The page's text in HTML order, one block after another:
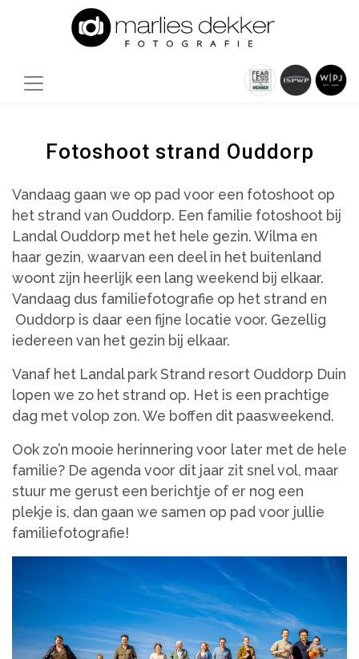
Fotoshoot strand Ouddorp
Vandaag gaan we op pad voor een fotoshoot op
het strand van Ouddorp. Een familie fotoshoot bij
Landal Ouddorp met het hele gezin. Wilma en
haar gezin, waarvan een deel in het buitenland
woont zijn heerlijk een lang weekend bij elkaar.
Vandaag dus familiefotografie op het strand en
Ouddorp is daar een fijne locatie voor. Gezellig
iedereen van het gezin bij elkaar.
Vanaf het Landal park Strand resort Ouddorp Duin
lopen we zo het strand op. Het is een prachtige
dag met volop zon. We boffen dit paasweekend.
Ook zo’n mooie herinnering voor later met de hele
familie? De agenda voor dit jaar zit snel vol, maar
stuur me gerust een berichtje of er nog een
plekje is, dan gaan we samen op pad voor jullie
familiefotografie!